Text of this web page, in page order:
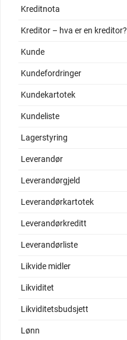
Kreditnota
Kreditor – hva er en kreditor?
Kunde
Kundefordringer
Kundekartotek
Kundeliste
Lagerstyring
Leverandør
Leverandørgjeld
Leverandørkartotek
Leverandørkreditt
Leverandørliste
Likvide midler
Likviditet
Likviditetsbudsjett
Lønn